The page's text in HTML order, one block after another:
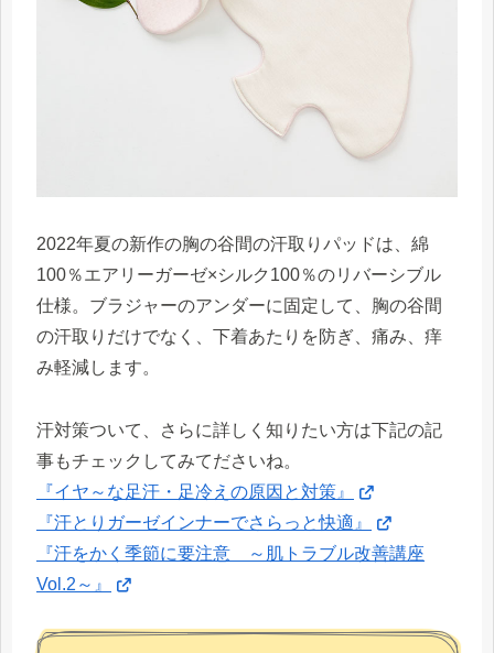
2022年夏の新作の胸の谷間の汗取りパッドは、綿
100％エアリーガーゼ×シルク100％のリバーシブル
仕様。ブラジャーのアンダーに固定して、胸の谷間
の汗取りだけでなく、下着あたりを防ぎ、痛み、痒
み軽減します。
汗対策ついて、さらに詳しく知りたい方は下記の記
事もチェックしてみてださいね。
『イヤ～な足汗・足冷えの原因と対策』
『汗とりガーゼインナーでさらっと快適』
『汗をかく季節に要注意 ～肌トラブル改善講座
Vol.2～』